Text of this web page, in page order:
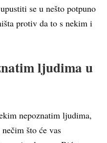
se u nešto potpuno
protiv da to s nekim i
ljudima u
nepoznatim ljudima,
što će vas